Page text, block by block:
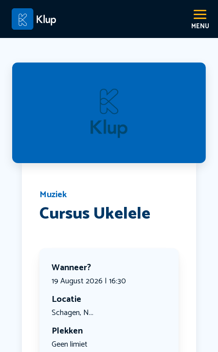
Muziek
Cursus Ukelele
Wanneer?
19 August 2026 | 16:30
Locatie
Schagen, N...
Plekken
Geen limiet